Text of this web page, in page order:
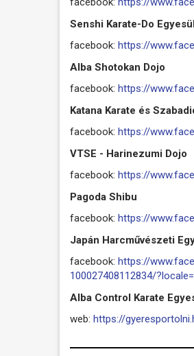
Senshi Karate-Do
facebook: https://
Alba Shotokan Dojo
facebook: https://
Katana Karate és
facebook: https://
VTSE - Harinezumi Dojo
facebook: https://
Pagoda Shibu
facebook: https://
Japán Harcművészeti
facebook: https://
100027408112834/
Alba Control Karate
web: https://